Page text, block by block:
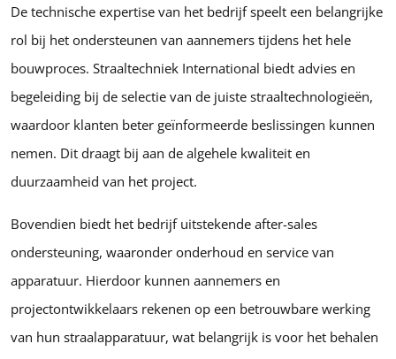
De technische expertise van het bedrijf speelt een belangrijke
rol bij het ondersteunen van aannemers tijdens het hele
bouwproces. Straaltechniek International biedt advies en
begeleiding bij de selectie van de juiste straaltechnologieën,
waardoor klanten beter geïnformeerde beslissingen kunnen
nemen. Dit draagt bij aan de algehele kwaliteit en
duurzaamheid van het project.
Bovendien biedt het bedrijf uitstekende after-sales
ondersteuning, waaronder onderhoud en service van
apparatuur. Hierdoor kunnen aannemers en
projectontwikkelaars rekenen op een betrouwbare werking
van hun straalapparatuur, wat belangrijk is voor het behalen